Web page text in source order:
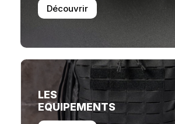
Découvrir
LES
EQUIPEMENTS